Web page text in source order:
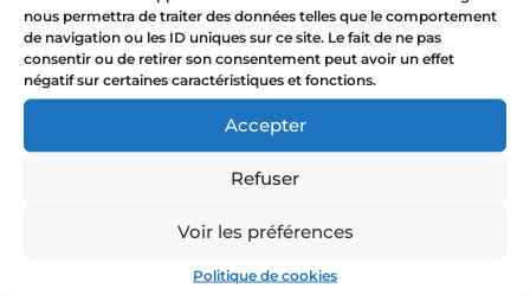
nous permettra de traiter des données telles que le comportement
de navigation ou les ID uniques sur ce site. Le fait de ne pas
consentir ou de retirer son consentement peut avoir un effet
négatif sur certaines caractéristiques et fonctions.
Accepter
Refuser
Voir les préférences
Politique de cookies
Les bijoux La Jungle sont inspirés de la nature et
de la femme, et invitent à se libérer des
complexes, à prendre sa place, et à agir ensemble
pour ceux qui en ont le plus besoin.
En achetant ce bijou tu soutiens la création
aides aussi à agir pour la lutte contre le
réchauffement climatique, le droit des femmes